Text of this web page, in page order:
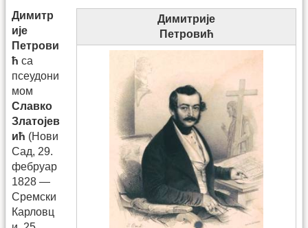
Димитрије
Петровић
Димитр
ије
Петрови
ћ са
псеудони
мом
Славко
Златојев
ић (Нови
Сад, 29.
фебруар
1828 —
Сремски
Карловц